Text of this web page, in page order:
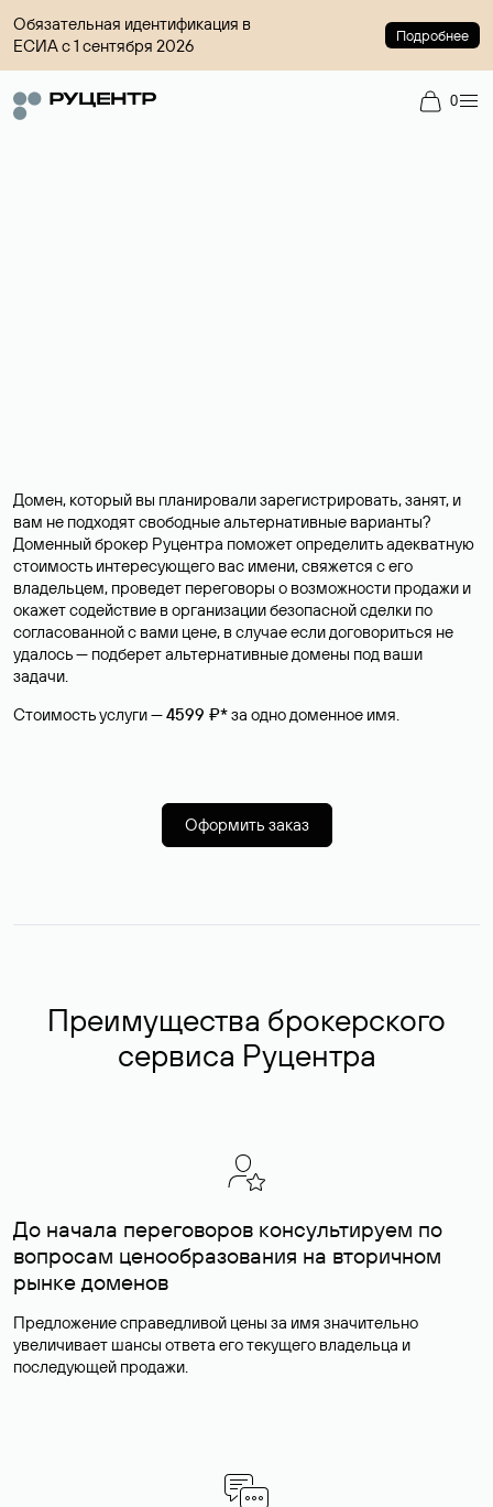
Обязательная идентификация в
ЕСИА с 1 сентября 2026
Подробнее
0
Домен, который вы планировали зарегистрировать, занят, и
вам не подходят свободные альтернативные варианты?
Доменный брокер Руцентра поможет определить адекватную
стоимость интересующего вас имени, свяжется с его
владельцем, проведет переговоры о возможности продажи и
окажет содействие в организации безопасной сделки по
согласованной с вами цене, в случае если договориться не
удалось — подберет альтернативные домены под ваши
задачи.
Стоимость услуги —4599 ₽*за одно доменное имя.
Оформить заказ
Преимущества брокерского
сервиса Руцентра
До начала переговоров консультируем по
вопросам ценообразования на вторичном
рынке доменов
Предложение справедливой цены за имя значительно
увеличивает шансы ответа его текущего владельца и
последующей продажи.